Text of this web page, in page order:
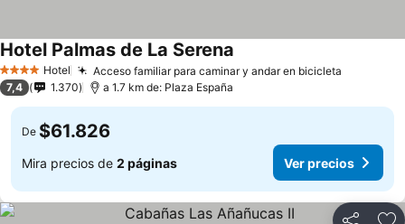
4 EstrellasHotel Acceso familiar para caminar y andar en bicicleta
Hotel Palmas de La Serena
7,4 1.370 a 1.7 km de: Plaza España
De $61.826
Mira precios de 2 páginas Ver precios